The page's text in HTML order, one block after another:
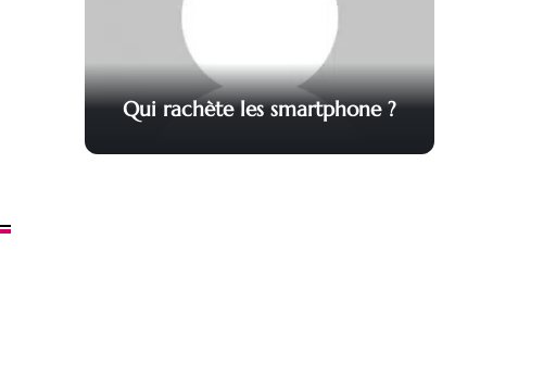
Qui rachète les smartphone ?